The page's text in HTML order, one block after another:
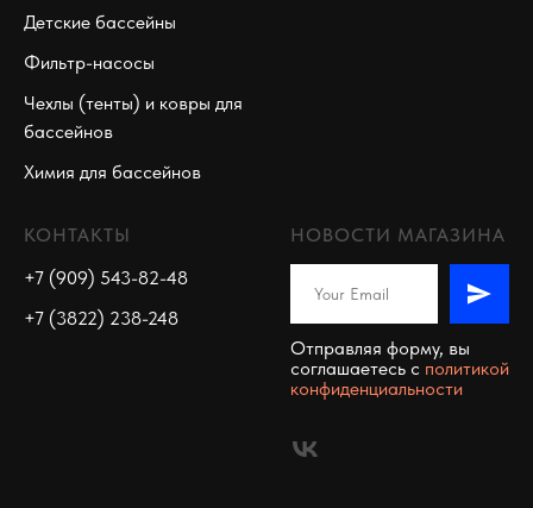
Детские бассейны
Фильтр-насосы
Чехлы (тенты) и ковры для
бассейнов
Химия для бассейнов
КОНТАКТЫ
+7 (909) 543-82-48
+7 (3822) 238-248
НОВОСТИ МАГАЗИНА
Отправляя форму, вы
соглашаетесь c политикой
конфиденциальности